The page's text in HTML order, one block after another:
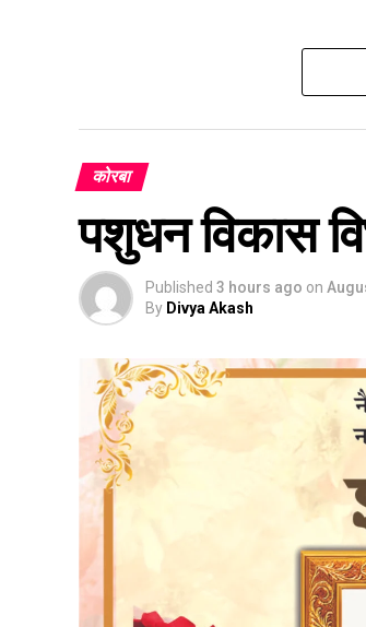
कोरबा
पशुधन विकास
Published 3 hours ago on
By Divya Akash